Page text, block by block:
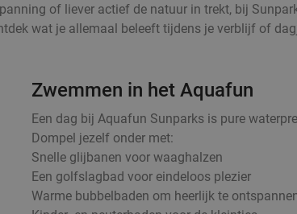
of liever actief de natuur in trekt, bij
wat je allemaal beleeft tijdens je verblijf of
Zwemmen in het Aquafun
Een dag bij Aquafun Sunparks is pure
Dompel jezelf onder met:
Snelle glijbanen voor waaghalzen
Een golfslagbad voor eindeloos plezier
Warme bubbelbaden om heerlijk te